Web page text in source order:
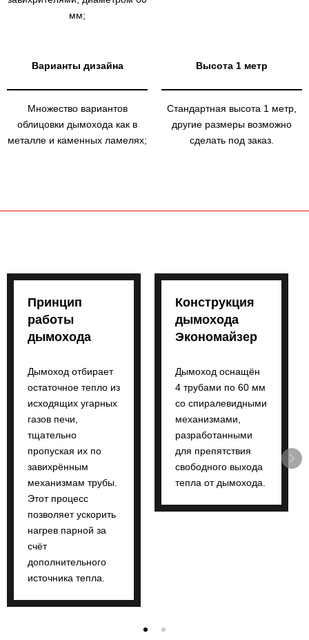
мм;
Варианты дизайна
Множество вариантов
облицовки дымохода как в
металле и каменных ламелях;
Высота 1 метр
Стандартная высота 1 метр,
другие размеры возможно
сделать под заказ.
Принцип
работы
дымохода
Дымоход отбирает
остаточное тепло из
исходящих угарных
газов печи,
тщательно
пропуская их по
завихрённым
механизмам трубы.
Этот процесс
позволяет ускорить
нагрев парной за
счёт
дополнительного
источника тепла.
Конструкция
дымохода
Экономайзер
Дымоход оснащён
4 трубами по 60 мм
со спиралевидными
механизмами,
разработанными
для препятствия
свободного выхода
тепла от дымохода.